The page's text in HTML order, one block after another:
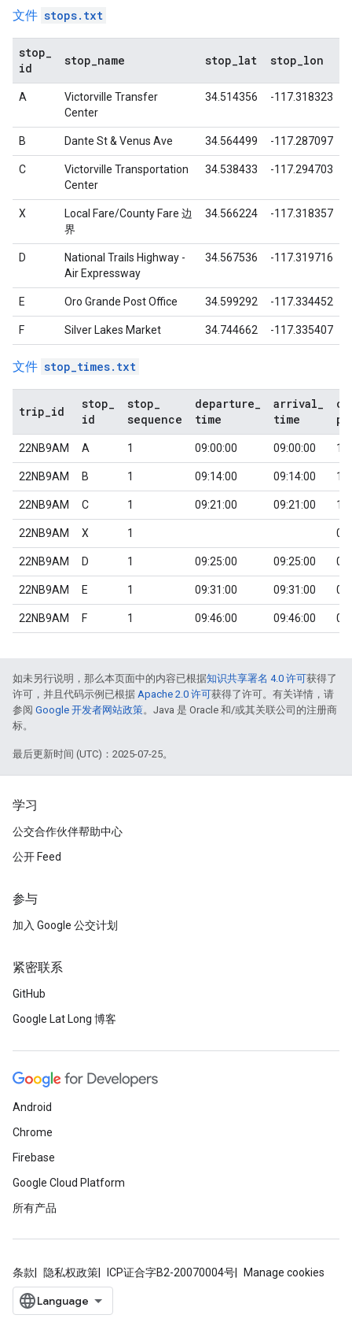
文件 stops.txt
stop
id
stop name stop lat stop lon
A
Victorville Transfer
Center
34.514356 -117.318323
B Dante St & Venus Ave 34.564499 -117.287097
C
Victorville Transportation
Center
34.538433 -117.294703
X Local Fare/County Fare 边
界
34.566224 -117.318357
D
National Trails Highway -
Air Expressway
34.567536 -117.319716
E Oro Grande Post Office 34.599292 -117.334452
F Silver Lakes Market 34.744662 -117.335407
文件 stop_times.txt
trip id
stop
id
stop
sequence
departure
time
arrival
time
22NB9AM A 1 09:00:00 09:00:00 1
22NB9AM B 1 09:14:00 09:14:00 1
22NB9AM C 1 09:21:00 09:21:00 1
22NB9AM X 1 0
22NB9AM D 1 09:25:00 09:25:00 0
22NB9AM E 1 09:31:00 09:31:00 0
22NB9AM F 1 09:46:00 09:46:00 0
如未另行说明，那么本页面中的内容已根据知识共享署名 4.0 许可获得了
许可，并且代码示例已根据 Apache 2.0 许可获得了许可。有关详情，请
参阅 Google 开发者网站政策。Java 是 Oracle 和/或其关联公司的注册商
标。
最后更新时间 (UTC)：2025-07-25。
学习
公交合作伙伴帮助中心
公开 Feed
参与
加入 Google 公交计划
紧密联系
GitHub
Google Lat Long 博客
Android
Chrome
Firebase
Google Cloud Platform
所有产品
条款 隐私权政策 ICP证合字B2-20070004号 Manage cookies